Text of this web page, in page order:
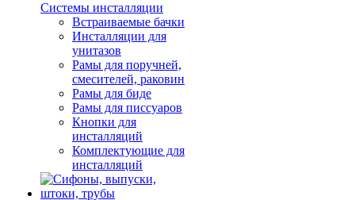
Системы инсталляции
Встраиваемые бачки
Инсталляции для
унитазов
Рамы для поручней,
смесителей, раковин
Рамы для биде
Рамы для писсуаров
Кнопки для
инсталляций
Комплектующие для
инсталляций